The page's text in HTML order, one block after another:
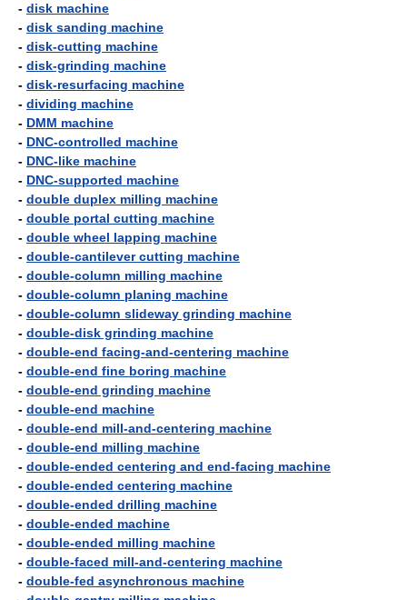
- disk machine
- disk sanding machine
- disk-cutting machine
- disk-grinding machine
- disk-resurfacing machine
- dividing machine
- DMM machine
- DNC-controlled machine
- DNC-like machine
- DNC-supported machine
- double duplex milling machine
- double portal cutting machine
- double wheel lapping machine
- double-cantilever cutting machine
- double-column milling machine
- double-column planing machine
- double-column slideway grinding machine
- double-disk grinding machine
- double-end facing-and-centering machine
- double-end fine boring machine
- double-end grinding machine
- double-end machine
- double-end mill-and-centering machine
- double-end milling machine
- double-ended centering and end-facing machine
- double-ended centering machine
- double-ended drilling machine
- double-ended machine
- double-ended milling machine
- double-faced mill-and-centering machine
- double-fed asynchronous machine